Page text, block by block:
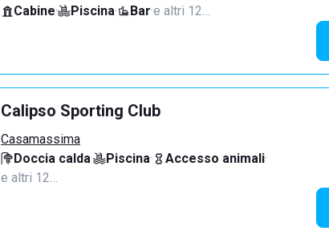
Cabine· Piscina· Bar·e altri 12…
Calipso Sporting Club
Casamassima
Doccia calda· Piscina· Accesso animali·
e altri 12…